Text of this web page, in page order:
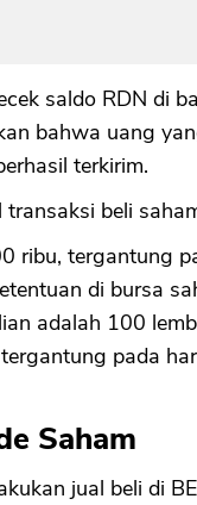
saldo RDN di
bahwa uang
terkirim.
transaksi beli
ribu, tergantung
di bursa
adalah 100
pada
Saham
jual beli di